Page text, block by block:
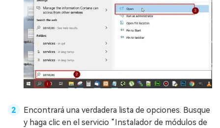
Encontrará una verdadera lista de opciones. Busque
y haga clic en el servicio “Instalador de módulos de